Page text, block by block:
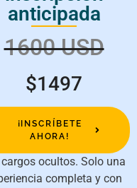
anticipada
1600 USD
$1497
¡INSCRÍBETE
AHORA!
ocultos. Solo una
completa y con